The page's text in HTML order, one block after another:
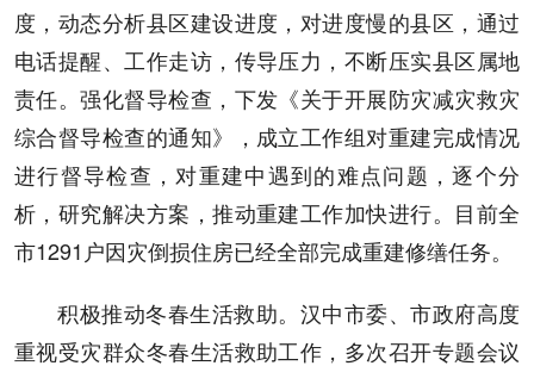
度，动态分析县区建设进度，对进度慢的县区，通过
电话提醒、工作走访，传导压力，不断压实县区属地
责任。强化督导检查，下发《关于开展防灾减灾救灾
综合督导检查的通知》，成立工作组对重建完成情况
进行督导检查，对重建中遇到的难点问题，逐个分
析，研究解决方案，推动重建工作加快进行。目前全
市1291户因灾倒损住房已经全部完成重建修缮任务。
积极推动冬春生活救助。汉中市委、市政府高度
重视受灾群众冬春生活救助工作，多次召开专题会议